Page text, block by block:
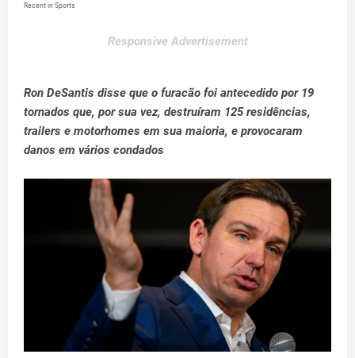
Recent in Sports
Responsive Advertisement
Ron DeSantis disse que o furacão foi antecedido por 19
tornados que, por sua vez, destruíram 125 residências,
trailers e motorhomes em sua maioria, e provocaram
danos em vários condados